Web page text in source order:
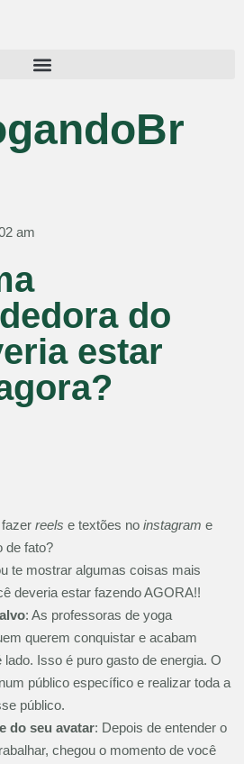
am
do
estar
reels e textões no instagram e
de fato?
te mostrar algumas coisas mais
deveria estar fazendo AGORA!!
: As professoras de yoga
querem conquistar e acabam
lado. Isso é puro gasto de energia. O
público específico e realizar toda a
público.
do seu avatar: Depois de entender o
chegou o momento de você